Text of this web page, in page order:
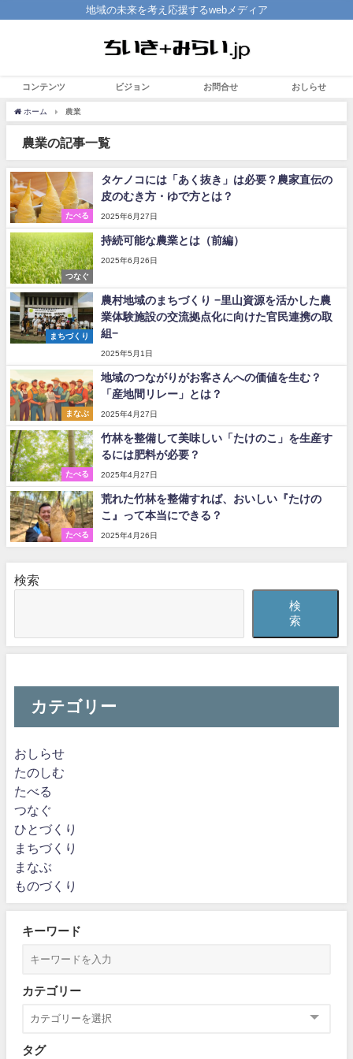
地域の未来を考え応援するwebメディア
コンテンツ ビジョン お問合せ おしらせ
ホーム 農業
農業の記事一覧
たべる
タケノコには「あく抜き」は必要？農家直伝の
皮のむき方・ゆで方とは？
2025年6月27日
つなぐ
持続可能な農業とは（前編）
2025年6月26日
まちづくり
農村地域のまちづくり −里山資源を活かした農
業体験施設の交流拠点化に向けた官民連携の取
組−
2025年5月1日
まなぶ
地域のつながりがお客さんへの価値を生む？
「産地間リレー」とは？
2025年4月27日
たべる
竹林を整備して美味しい「たけのこ」を生産す
るには肥料が必要？
2025年4月27日
たべる
荒れた竹林を整備すれば、おいしい『たけの
こ』って本当にできる？
2025年4月26日
検索
検
索
カテゴリー
おしらせ
たのしむ
たべる
つなぐ
ひとづくり
まちづくり
まなぶ
ものづくり
キーワード
カテゴリー
タグ